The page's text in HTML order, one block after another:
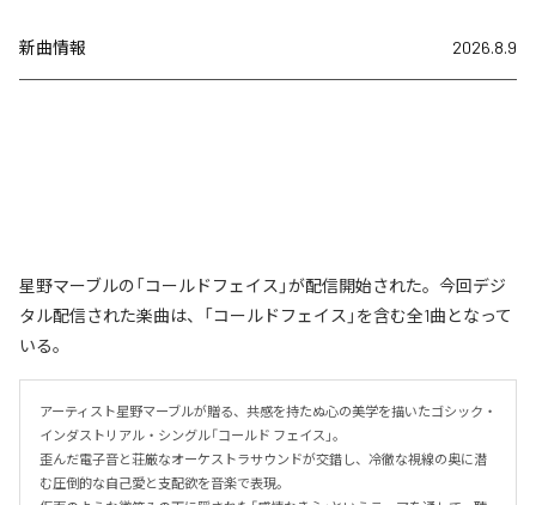
新曲情報 2026.8.9
星野マーブルの「コールドフェイス」が配信開始された。今回デジ
タル配信された楽曲は、「コールドフェイス」を含む全1曲となって
いる。
アーティスト星野マーブルが贈る、共感を持たぬ心の美学を描いたゴシック・
インダストリアル・シングル「コールド フェイス」。
歪んだ電子音と荘厳なオーケストラサウンドが交錯し、冷徹な視線の奥に潜
む圧倒的な自己愛と支配欲を音楽で表現。